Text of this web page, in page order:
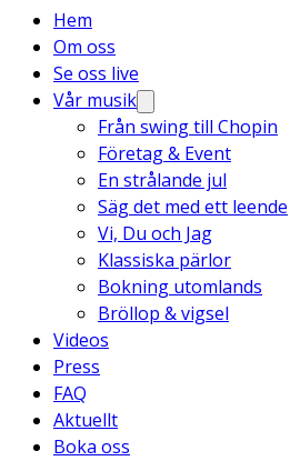
Hem
Om oss
Se oss live
Vår musik
Från swing till Chopin
Företag & Event
En strålande jul
Säg det med ett leende
Vi, Du och Jag
Klassiska pärlor
Bokning utomlands
Bröllop & vigsel
Videos
Press
FAQ
Aktuellt
Boka oss